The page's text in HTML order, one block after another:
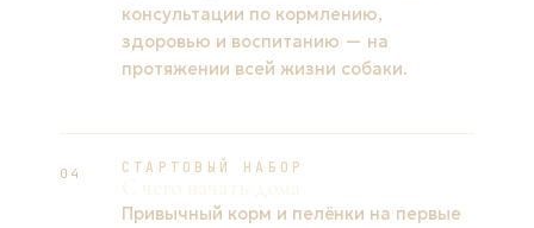
консультации по кормлению,
здоровью и воспитанию — на
протяжении всей жизни собаки.
04 СТАРТОВЫЙ НАБОР
Привычный корм и пелёнки на первые